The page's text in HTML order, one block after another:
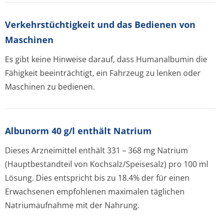
Verkehrstüchtig­keit und das Bedienen von
Maschinen
Es gibt keine Hinweise darauf, dass Humanalbumin die
Fähigkeit beeinträchtigt, ein Fahrzeug zu lenken oder
Maschinen zu bedienen.
Albunorm 40 g/l enthält Natrium
Dieses Arzneimittel enthält 331 – 368 mg Natrium
(Hauptbestandteil von Kochsalz/Spei­sesalz) pro 100 ml
Lösung. Dies entspricht bis zu 18.4% der für einen
Erwachsenen empfohlenen maximalen täglichen
Natriumaufnahme mit der Nahrung.